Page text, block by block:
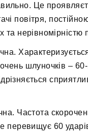
Це
повітря,
та нерівномірністю
шлуночків –
Частота
перевищує 60